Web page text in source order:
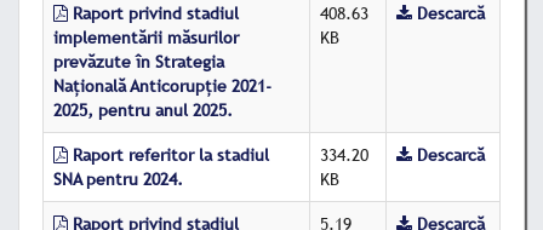
Raport privind stadiul
implementării măsurilor
prevăzute în Strategia
Națională Anticorupție 2021-
2025, pentru anul 2025.
408.63
KB
Descarcă
Raport referitor la stadiul
SNA pentru 2024.
334.20
KB
Descarcă
Raport privind stadiul 5.19 Descarcă